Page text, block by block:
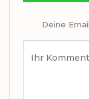
Deine